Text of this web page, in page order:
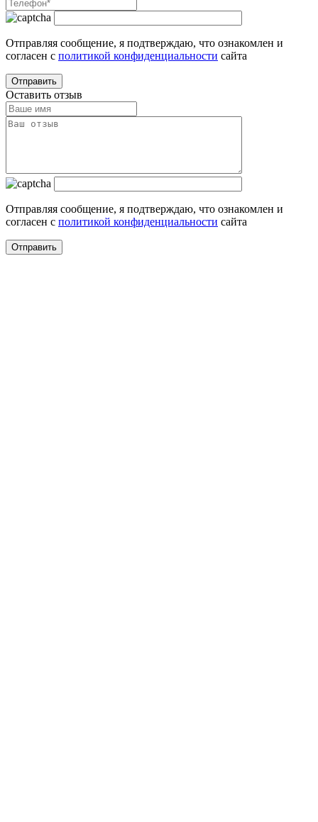
Отправляя сообщение, я подтверждаю, что ознакомлен и
согласен с политикой конфиденциальности сайта
Оставить отзыв
Отправляя сообщение, я подтверждаю, что ознакомлен и
согласен с политикой конфиденциальности сайта